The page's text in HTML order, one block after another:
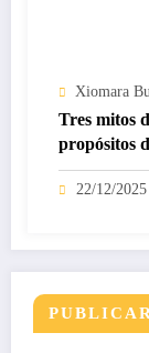
Xiomara
Tres mitos
propósitos
22/12/2025